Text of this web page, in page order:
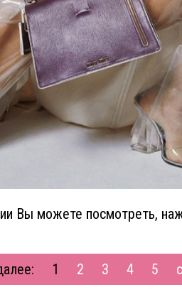
Вы можете посмотреть,
1 2 3 4 5